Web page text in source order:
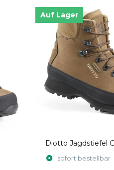
Auf Lager
Diotto Jagdstiefel
sofort bestellbar